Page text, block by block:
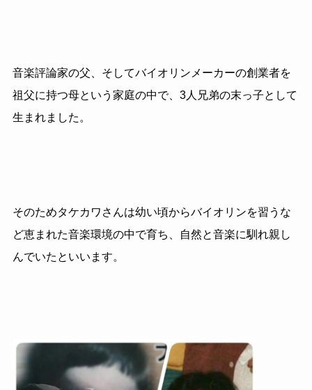
音楽評論家の父、そしてバイオリンメーカーの創業者を
祖父に持つ母という家庭の中で、3人兄弟の末っ子として
生まれました。
そのためタケカワさんは幼い頃からバイオリンを習うな
ど恵まれた音楽環境の中で育ち、自然と音楽に馴れ親し
んでいたといいます。